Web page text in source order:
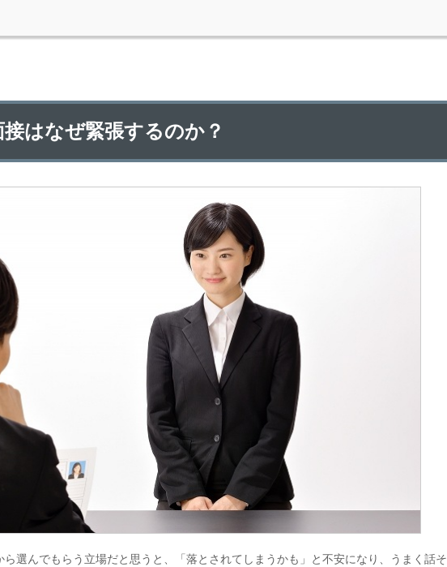
はなぜ緊張するのか？
ら選んでもらう立場だと思うと、「落とされてしまうかも」と不安になり、うまく話そ